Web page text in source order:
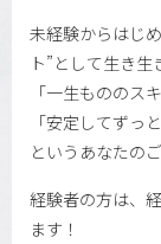
未経験からはじ
ト”として生き生
「一生もののス
「安定してずっ
というあなたの
経験者の方は、
ます！